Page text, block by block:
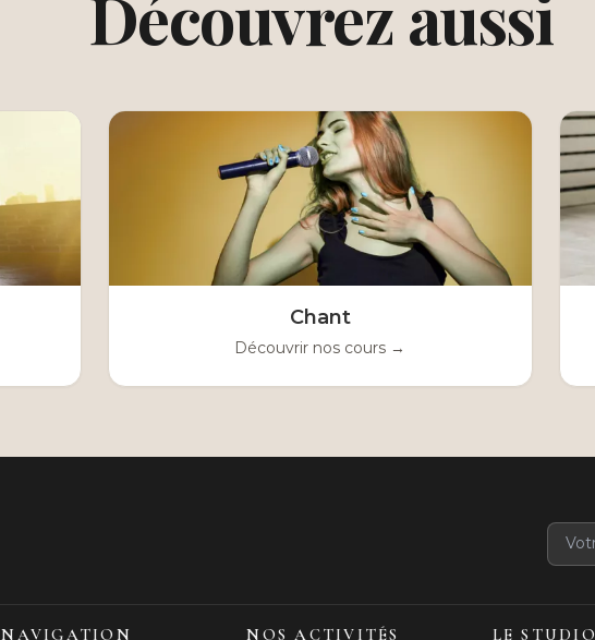
Découvrez aussi
Chant
Découvrir nos cours →
NAVIGATION NOS ACTIVITÉS LE STUDIO